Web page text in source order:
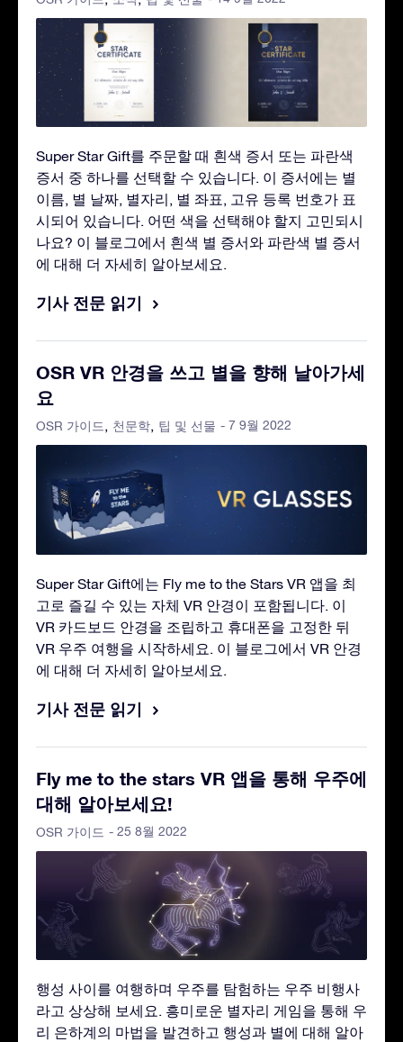
Super Star Gift를 주문할 때 흰색 증서 또는 파란색
증서 중 하나를 선택할 수 있습니다. 이 증서에는 별
이름, 별 날짜, 별자리, 별 좌표, 고유 등록 번호가 표
시되어 있습니다. 어떤 색을 선택해야 할지 고민되시
나요? 이 블로그에서 흰색 별 증서와 파란색 별 증서
에 대해 더 자세히 알아보세요.
기사 전문 읽기
OSR VR 안경을 쓰고 별을 향해 날아가세
요
OSR 가이드 천문학 팁 및 선물 - 7 9월 2022
Super Star Gift에는 Fly me to the Stars VR 앱을 최
고로 즐길 수 있는 자체 VR 안경이 포함됩니다. 이
VR 카드보드 안경을 조립하고 휴대폰을 고정한 뒤
VR 우주 여행을 시작하세요. 이 블로그에서 VR 안경
에 대해 더 자세히 알아보세요.
기사 전문 읽기
Fly me to the stars VR 앱을 통해 우주에
대해 알아보세요!
OSR 가이드 - 25 8월 2022
행성 사이를 여행하며 우주를 탐험하는 우주 비행사
라고 상상해 보세요. 흥미로운 별자리 게임을 통해 우
리 은하계의 마법을 발견하고 행성과 별에 대해 알아